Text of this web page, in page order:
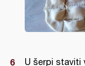
U šerpi staviti